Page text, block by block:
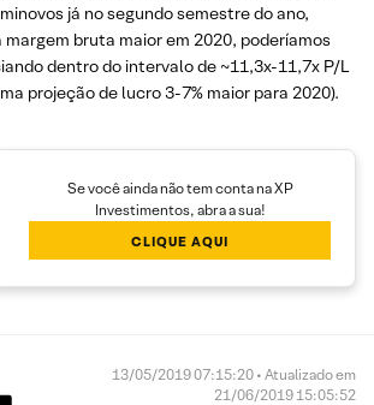
já no segundo semestre do ano,
bruta maior em 2020, poderíamos
dentro do intervalo de ~11,3x-11,7x P/L
projeção de lucro 3-7% maior para 2020).
Se você ainda não tem conta na XP
Investimentos, abra a sua!
CLIQUE AQUI
13/05/2019 07:15:20 • Atualizado em
21/06/2019 15:05:52